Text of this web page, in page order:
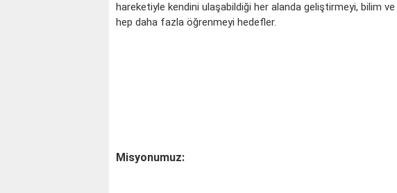
hareketiyle kendini ulaşabildiği her alanda geliştirmeyi, bilim
hep daha fazla öğrenmeyi hedefler.
Misyonumuz: